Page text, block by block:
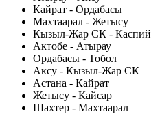
Кайрат - Ордабасы
Махтаарал - Жетысу
Кызыл-Жар СК - Каспий
Актобе - Атырау
Ордабасы - Тобол
Аксу - Кызыл-Жар СК
Астана - Кайрат
Жетысу - Кайсар
Шахтер - Махтаарал